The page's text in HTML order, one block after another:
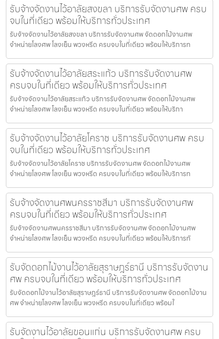
รับจ้างจัดงานไว้อาลัยสงขลา บริการรับจัดงานศพ ครบ
จบในที่เดียว พร้อมให้บริการทั่วประเทศ
รับจ้างจัดงานไว้อาลัยสงขลา บริการรับจัดงานศพ จัดดอกไม้งานศพ
จำหน่ายโลงศพ โลงเย็น พวงหรีด ครบจบในที่เดียว พร้อมให้บริการท
รับจ้างจัดงานไว้อาลัยสระแก้ว บริการรับจัดงานศพ
ครบจบในที่เดียว พร้อมให้บริการทั่วประเทศ
รับจ้างจัดงานไว้อาลัยสระแก้ว บริการรับจัดงานศพ จัดดอกไม้งานศพ
จำหน่ายโลงศพ โลงเย็น พวงหรีด ครบจบในที่เดียว พร้อมให้บริกา
รับจ้างจัดงานไว้อาลัยโคราช บริการรับจัดงานศพ ครบ
จบในที่เดียว พร้อมให้บริการทั่วประเทศ
รับจ้างจัดงานไว้อาลัยโคราช บริการรับจัดงานศพ จัดดอกไม้งานศพ
จำหน่ายโลงศพ โลงเย็น พวงหรีด ครบจบในที่เดียว พร้อมให้บริการท
รับจ้างจัดงานศพนครราชสีมา บริการรับจัดงานศพ
ครบจบในที่เดียว พร้อมให้บริการทั่วประเทศ
รับจ้างจัดงานศพนครราชสีมา บริการรับจัดงานศพ จัดดอกไม้งานศพ
จำหน่ายโลงศพ โลงเย็น พวงหรีด ครบจบในที่เดียว พร้อมให้บริการทั
รับจัดดอกไม้งานไว้อาลัยสุราษฎร์ธานี บริการรับจัดงาน
ศพ ครบจบในที่เดียว พร้อมให้บริการทั่วประเทศ
รับจัดดอกไม้งานไว้อาลัยสุราษฎร์ธานี บริการรับจัดงานศพ จัดดอกไม้งาน
ศพ จำหน่ายโลงศพ โลงเย็น พวงหรีด ครบจบในที่เดียว พร้อมใ
รับจัดงานไว้อาลัยขอนแก่น บริการรับจัดงานศพ ครบ